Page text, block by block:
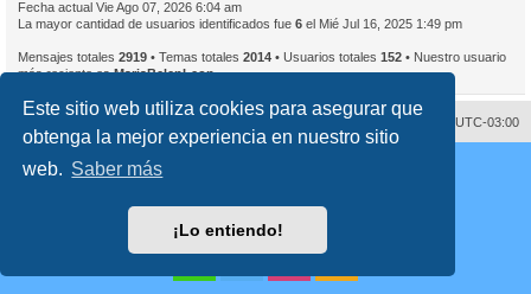
Este sitio web utiliza cookies para asegurar que
obtenga la mejor experiencia en nuestro sitio
web. Saber más
¡Lo entiendo!
Fecha actual Vie Ago 07, 2026 6:04 am
La mayor cantidad de usuarios identificados fue 6 el Mié Jul 16, 2025 1:49 pm
Mensajes totales 2919 • Temas totales 2014 • Usuarios totales 152 • Nuestro usuario
más reciente esMariaBelenLeon
Todos los horarios son UTC-03:00
Borrar cookies
Desarrollado por
® Forum Software © phpBB Limited
Traducción al español porphpBB España
Condiciones